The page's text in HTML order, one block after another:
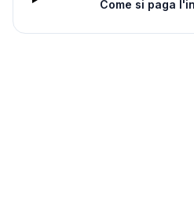
Come si paga